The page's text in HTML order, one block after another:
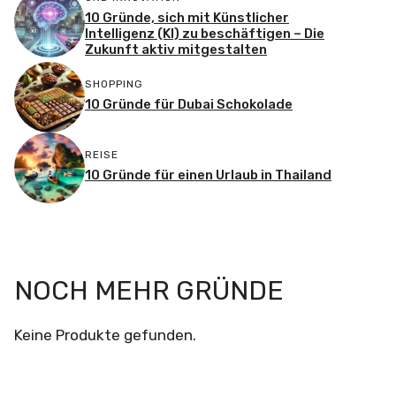
10 Gründe, sich mit Künstlicher
Intelligenz (KI) zu beschäftigen – Die
Zukunft aktiv mitgestalten
SHOPPING
10 Gründe für Dubai Schokolade
REISE
10 Gründe für einen Urlaub in Thailand
NOCH MEHR GRÜNDE
Keine Produkte gefunden.